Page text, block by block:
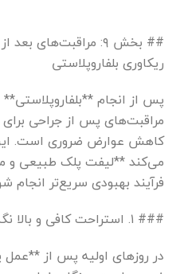
## بخش ۹: مراقبت‌های
ریکاوری بلفاروپلاستی
پس از انجام
مراقبت‌های پس از جراحی
کاهش عوارض ضروری است.
می‌کند **لیفت پلک طبیعی و
فرآیند بهبودی سریع‌تر انجام
### ۱. استراحت کافی و بالا نگه داشتن سر
در روزهای اولیه پس از